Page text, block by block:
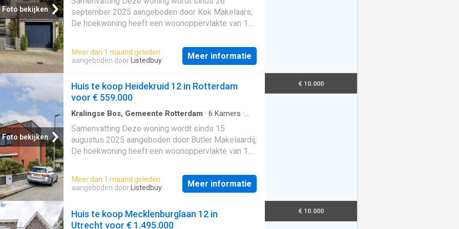
Foto bekijken
september 2025 aangeboden door Kok Makelaars;
De hoekwoning heeft een woonoppervlakte van 119
slaapkamers; De woning is gebouwd In 1972 en ligt
in de buurtOmmoordin Rotterdam; De woning
Buitenzonwering, Schuifdeuren, Toilet. Beschrijving
Meer dan 1 maand geleden
aangeboden door
Listedbuy Meer informatie
Foto bekijken
Huis te koop Heidekruid 12 in Rotterdam
voor € 559.000
Kralingse Bos, Gemeente Rotterdam · 6 Kamers ·
Samenvatting Deze woning wordt sinds 15
augustus 2025 aangeboden door Butler Makelaardij;
De hoekwoning heeft een woonoppervlakte van 135
slaapkamers; De woning is gebouwd In 1972 en ligt
in de buurtOmmoordin Rotterdam; De woning
beschikt onder andere over de volgende
Bergruimte, Toilet. Beschrijving
Meer dan 1 maand geleden
aangeboden door Listedbuy Meer informatie
€ 10.000
Huis te koop Mecklenburglaan 12 in
Utrecht voor € 1.495.000
€ 10.000